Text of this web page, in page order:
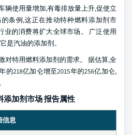
辆使用量增加,有毒排放量上升,促使立
条例,这正在推动特种燃料添加剂市
业的消费将扩大全球市场。 广泛使用
是汽油的添加剂。
对特用燃料添加剂的需求。 据估算,全
的218亿加仑增至2015年的256亿加仑,
添加剂市场 报告属性
信息